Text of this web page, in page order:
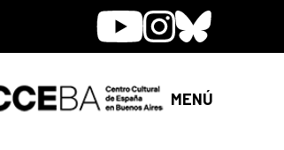
YoutubeInstagram
Bluesky
MENÚ